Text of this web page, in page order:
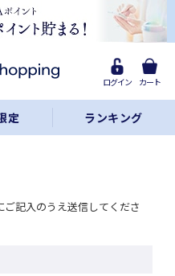
ログイン カート
定 ランキング
記入のうえ送信してくださ